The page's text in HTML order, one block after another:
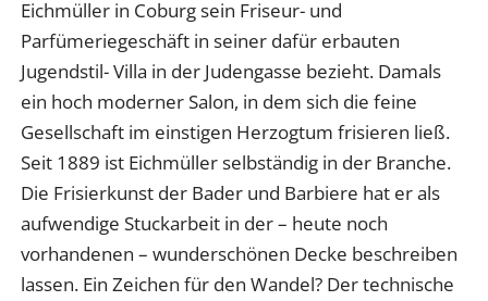
Eichmüller in Coburg sein Friseur- und
Parfümeriegeschäft in seiner dafür erbauten
Jugendstil- Villa in der Judengasse bezieht. Damals
ein hoch moderner Salon, in dem sich die feine
Gesellschaft im einstigen Herzogtum frisieren ließ.
Seit 1889 ist Eichmüller selbständig in der Branche.
Die Frisierkunst der Bader und Barbiere hat er als
aufwendige Stuckarbeit in der – heute noch
vorhandenen – wunderschönen Decke beschreiben
lassen. Ein Zeichen für den Wandel? Der technische